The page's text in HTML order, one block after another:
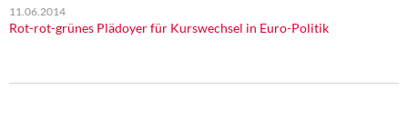
11.06.2014
Rot-rot-grünes Plädoyer für Kurswechsel in Euro-Politik